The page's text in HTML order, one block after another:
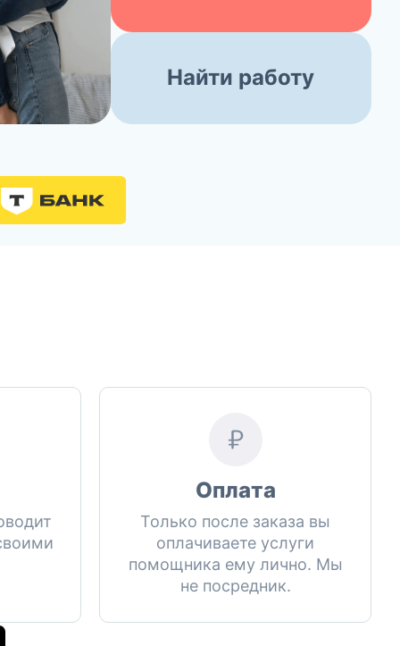
Найти работу
Оплата
Только после заказа вы
оплачиваете услуги
помощника ему лично. Мы
не посредник.